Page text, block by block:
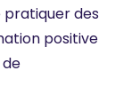
pratiquer des
positive